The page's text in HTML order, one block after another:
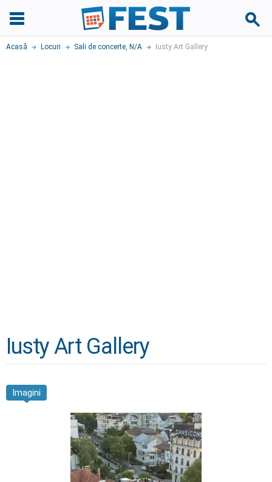
Acasă Locuri Sali de concerte, N/A Iusty Art Gallery
Iusty Art Gallery
Imagini